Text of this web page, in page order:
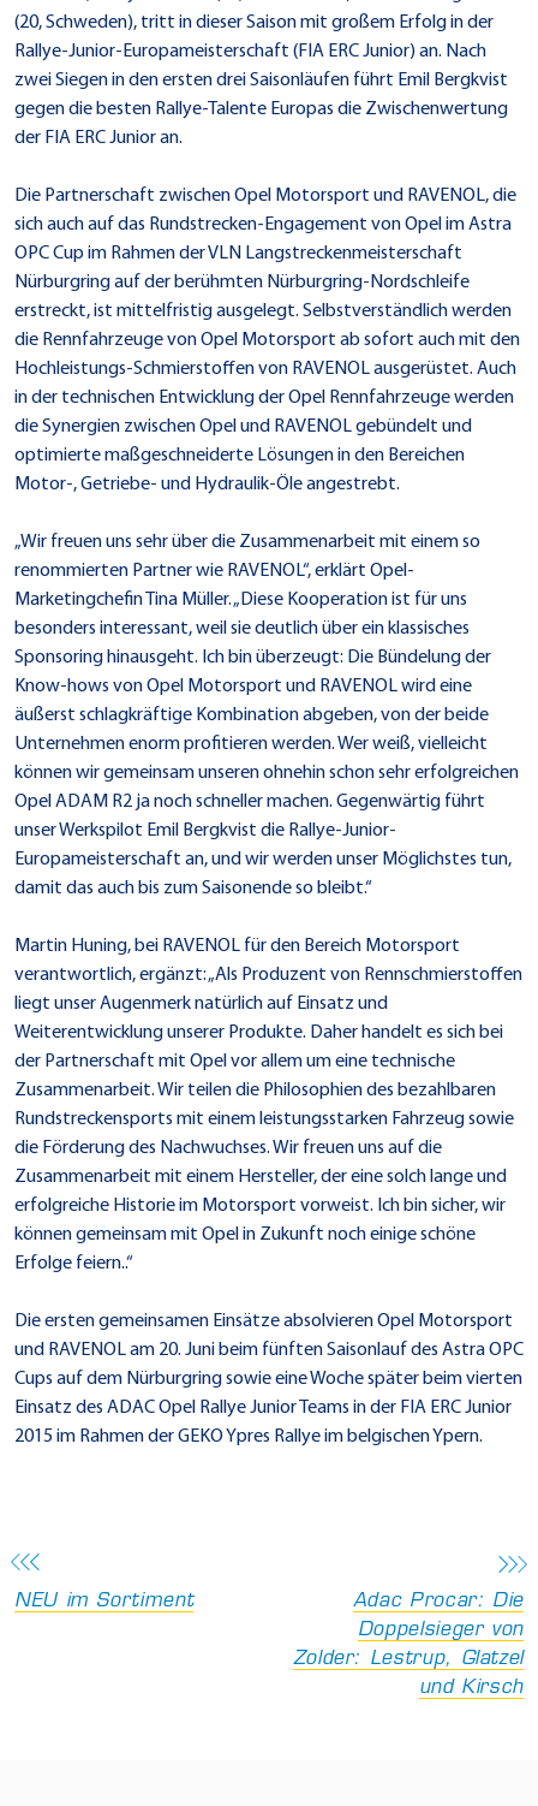
(20, Schweden), tritt in dieser Saison mit großem Erfolg in der
Rallye-Junior-Europameisterschaft (FIA ERC Junior) an. Nach
zwei Siegen in den ersten drei Saisonläufen führt Emil Bergkvist
gegen die besten Rallye-Talente Europas die Zwischenwertung
der FIA ERC Junior an.
Die Partnerschaft zwischen Opel Motorsport und RAVENOL, die
sich auch auf das Rundstrecken-Engagement von Opel im Astra
OPC Cup im Rahmen der VLN Langstreckenmeisterschaft
Nürburgring auf der berühmten Nürburgring-Nordschleife
erstreckt, ist mittelfristig ausgelegt. Selbstverständlich werden
die Rennfahrzeuge von Opel Motorsport ab sofort auch mit den
Hochleistungs-Schmierstoffen von RAVENOL ausgerüstet. Auch
in der technischen Entwicklung der Opel Rennfahrzeuge werden
die Synergien zwischen Opel und RAVENOL gebündelt und
optimierte maßgeschneiderte Lösungen in den Bereichen
Motor-, Getriebe- und Hydraulik-Öle angestrebt.
„Wir freuen uns sehr über die Zusammenarbeit mit einem so
renommierten Partner wie RAVENOL“, erklärt Opel-
Marketingchefin Tina Müller. „Diese Kooperation ist für uns
besonders interessant, weil sie deutlich über ein klassisches
Sponsoring hinausgeht. Ich bin überzeugt: Die Bündelung der
Know-hows von Opel Motorsport und RAVENOL wird eine
äußerst schlagkräftige Kombination abgeben, von der beide
Unternehmen enorm profitieren werden. Wer weiß, vielleicht
können wir gemeinsam unseren ohnehin schon sehr erfolgreichen
Opel ADAM R2 ja noch schneller machen. Gegenwärtig führt
unser Werkspilot Emil Bergkvist die Rallye-Junior-
Europameisterschaft an, und wir werden unser Möglichstes tun,
damit das auch bis zum Saisonende so bleibt.“
Martin Huning, bei RAVENOL für den Bereich Motorsport
verantwortlich, ergänzt: „Als Produzent von Rennschmierstoffen
liegt unser Augenmerk natürlich auf Einsatz und
Weiterentwicklung unserer Produkte. Daher handelt es sich bei
der Partnerschaft mit Opel vor allem um eine technische
Zusammenarbeit. Wir teilen die Philosophien des bezahlbaren
Rundstreckensports mit einem leistungsstarken Fahrzeug sowie
die Förderung des Nachwuchses. Wir freuen uns auf die
Zusammenarbeit mit einem Hersteller, der eine solch lange und
erfolgreiche Historie im Motorsport vorweist. Ich bin sicher, wir
können gemeinsam mit Opel in Zukunft noch einige schöne
Erfolge feiern..“
Die ersten gemeinsamen Einsätze absolvieren Opel Motorsport
und RAVENOL am 20. Juni beim fünften Saisonlauf des Astra OPC
Cups auf dem Nürburgring sowie eine Woche später beim vierten
Einsatz des ADAC Opel Rallye Junior Teams in der FIA ERC Junior
2015 im Rahmen der GEKO Ypres Rallye im belgischen Ypern.
NEU im Sortiment
Adac Procar: Die
Doppelsieger von
Zolder: Lestrup, Glatzel
und Kirsch